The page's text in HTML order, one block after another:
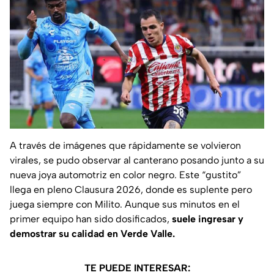
A través de imágenes que rápidamente se volvieron
virales, se pudo observar al canterano posando junto a su
nueva joya automotriz en color negro. Este “gustito”
llega en pleno Clausura 2026, donde es suplente pero
juega siempre con Milito. Aunque sus minutos en el
primer equipo han sido dosificados, suele ingresar y
demostrar su calidad en Verde Valle.
TE PUEDE INTERESAR: